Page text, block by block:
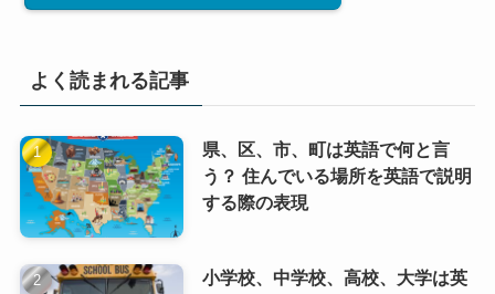
よく読まれる記事
県、区、市、町は英語で何と言
う？ 住んでいる場所を英語で説明
する際の表現
小学校、中学校、高校、大学は英